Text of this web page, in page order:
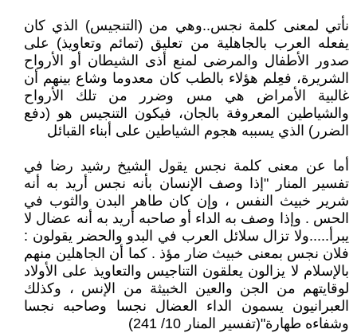
نأتي لمعنى كلمة نجس..وهي من (التنجيس) الذي كان
يفعله العرب بالجاهلية من تعليق (تمائم وتعاويذ) على
صدور الأطفال والمرضى لمنع أذى الشيطان أو الأرواح
الشريرة، فعِلم هؤلاء بالطب كان معدوما وشاع بينهم أن
غالبية الأمراض هي مس وضرر من تلك الأرواح
والشياطين المعروفة بالجان، فيكون التنجيس هو (دفع
الضرر) الذي يسببه هجوم الشياطين على أبناء القبائل
أما عن معنى كلمة نجس يقول الشيخ رشيد رضا في
تفسير المنار "إذا وصف الإنسان بأنه نجس أريد به أنه
شرير خبيث النفس ، وإن كان طاهر البدن والثوب في
الحس . وإذا وصف به الداء أو صاحبه أريد به أنه عضال لا
يبرأ.....ولا تزال سلائل العرب في البدو والحضر يقولون :
فلان نجس بمعنى خبيث ضار مؤذ . كما أن الجاهلين منهم
بالإسلام لا يزالون يعلقون التناجيس والتعاويذ على الأولاد
لوقايتهم من الجن والعين الخبيثة من الإنس ، وكذلك
العبرانيون يسمون الداء العضال نجسا وصاحبه نجسا
وشفاءه طهارة"(تفسير المنار 10/ 241)